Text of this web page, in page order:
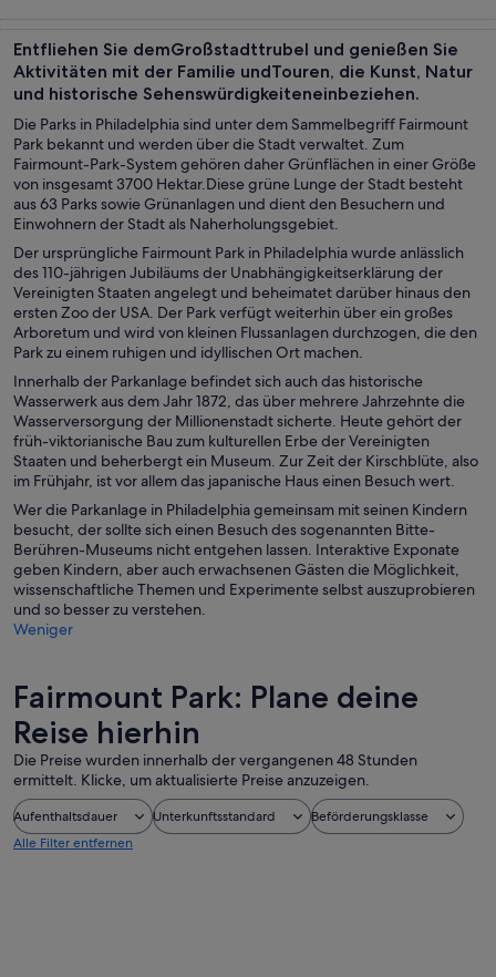
Touren
Entfliehen Sie demGroßstadttrubel und genießen Sie
Aktivitäten mit der Familie undTouren, die Kunst, Natur
und historische Sehenswürdigkeiteneinbeziehen.
Die Parks in Philadelphia sind unter dem Sammelbegriff Fairmount
Park bekannt und werden über die Stadt verwaltet. Zum
Fairmount-Park-System gehören daher Grünflächen in einer Größe
von insgesamt 3700 Hektar.Diese grüne Lunge der Stadt besteht
aus 63 Parks sowie Grünanlagen und dient den Besuchern und
Einwohnern der Stadt als Naherholungsgebiet.
Der ursprüngliche Fairmount Park in Philadelphia wurde anlässlich
des 110-jährigen Jubiläums der Unabhängigkeitserklärung der
Vereinigten Staaten angelegt und beheimatet darüber hinaus den
ersten Zoo der USA. Der Park verfügt weiterhin über ein großes
Arboretum und wird von kleinen Flussanlagen durchzogen, die den
Park zu einem ruhigen und idyllischen Ort machen.
Innerhalb der Parkanlage befindet sich auch das historische
Wasserwerk aus dem Jahr 1872, das über mehrere Jahrzehnte die
Wasserversorgung der Millionenstadt sicherte. Heute gehört der
früh-viktorianische Bau zum kulturellen Erbe der Vereinigten
Staaten und beherbergt ein Museum. Zur Zeit der Kirschblüte, also
im Frühjahr, ist vor allem das japanische Haus einen Besuch wert.
Wer die Parkanlage in Philadelphia gemeinsam mit seinen Kindern
besucht, der sollte sich einen Besuch des sogenannten Bitte-
Berühren-Museums nicht entgehen lassen. Interaktive Exponate
geben Kindern, aber auch erwachsenen Gästen die Möglichkeit,
wissenschaftliche Themen und Experimente selbst auszuprobieren
und so besser zu verstehen.
Weniger
Fairmount Park: Plane deine
Reise hierhin
Die Preise wurden innerhalb der vergangenen 48 Stunden
ermittelt. Klicke, um aktualisierte Preise anzuzeigen.
Aufenthaltsdauer Unterkunftsstandard
Beförderungsklasse
Alle Filter entfernen